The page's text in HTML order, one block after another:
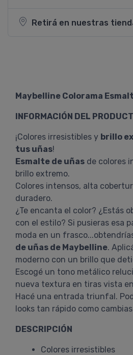
Retirá en nuestras
Maybelline Colorama
INFORMACIÓN DEL
¡Colores irresistibles y brillo
tus uñas!
Esmalte de uñas de colores
brillo extremo.
Colores intensos, alta
duradero.
¿Te encanta el color? ¿Estás
con el estilo? Si pusieras esa
moda en un
de uñas de Maybelline.
moderno con un brillo que
Escogé un tono metálico
nueva textura en tiras vista
Hacé una entrada triunfal.
looks tan rápido como
DESCRIPCIÓN
Colores irresistibles